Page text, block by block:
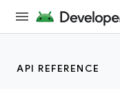
API REFERENCE